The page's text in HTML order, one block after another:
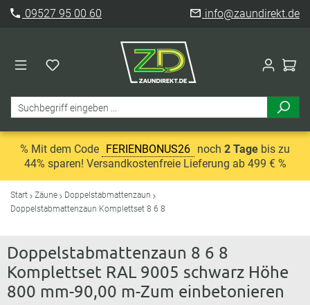
09527 95 00 60 info@zaundirekt.de
% Mit dem Code FERIENBONUS26 noch 2 Tage bis zu
44% sparen! Versandkostenfreie Lieferung ab 499 € %
Start Zäune
Doppelstabmattenzaun
Doppelstabmattenzaun Komplettset 8 6 8
Doppelstabmattenzaun 8 6 8
Komplettset RAL 9005 schwarz Höhe
800 mm-90,00 m-Zum einbetonieren